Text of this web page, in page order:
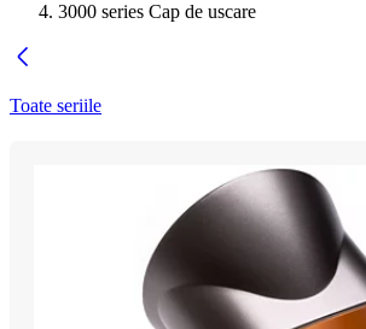
3000 series Cap de uscare
Toate seriile